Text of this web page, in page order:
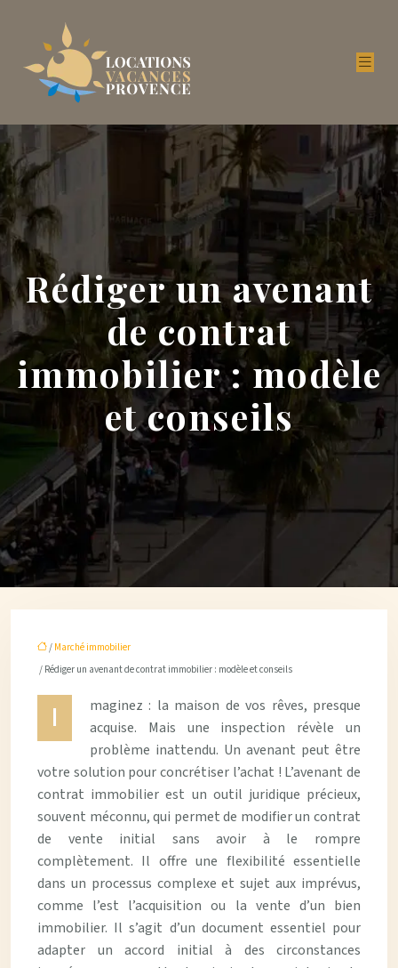
Rédiger un avenant
de contrat
immobilier : modèle
et conseils
/ Marché immobilier
/ Rédiger un avenant de contrat immobilier : modèle et conseils
I
maginez : la maison de vos rêves, presque
acquise. Mais une inspection révèle un
problème inattendu. Un avenant peut être
votre solution pour concrétiser l’achat ! L’avenant de
contrat immobilier est un outil juridique précieux,
souvent méconnu, qui permet de modifier un contrat
de vente initial sans avoir à le rompre
complètement. Il offre une flexibilité essentielle
dans un processus complexe et sujet aux imprévus,
comme l’est l’acquisition ou la vente d’un bien
immobilier. Il s’agit d’un document essentiel pour
adapter un accord initial à des circonstances